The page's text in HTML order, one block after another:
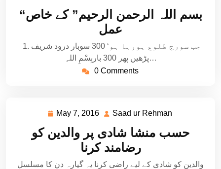
2016
ur
Rehman
“بسم اللہ الرحمن الرحیم” کے خاص
عمل
1. جب سورج طلوع ہورہا ہو‘ 300 سوبار درود شریف
پڑھیں پھر 300 باربِسْمِ اللہِ…
0 Comments
May 7, 2016 May
2016
Saad ur Rehman
Rehman
حسب منشا شادی پر والدین کو
رضامند کرنا
والدین کو شادی کے لیے راضی کرنا یہ گیارہ دن کا مسلسل